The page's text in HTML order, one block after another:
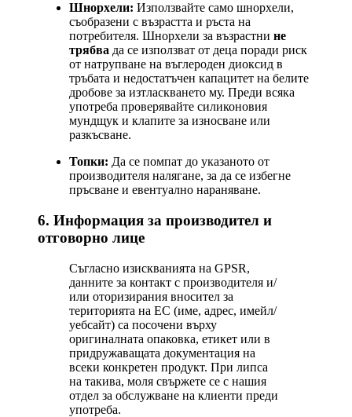
Шнорхели: Използвайте само шнорхели,
съобразени с възрастта и ръста на
потребителя. Шнорхели за възрастни не
трябва да се използват от деца поради риск
от натрупване на въглероден диоксид в
тръбата и недостатъчен капацитет на белите
дробове за изтласкването му. Преди всяка
употреба проверявайте силиконовия
мундщук и клапите за износване или
разкъсване.
Топки: Да се помпат до указаното от
производителя налягане, за да се избегне
пръсване и евентуално нараняване.
6. Информация за производител и
отговорно лице
Съгласно изискванията на GPSR,
данните за контакт с производителя и/
или оторизирания вносител за
територията на ЕС (име, адрес, имейл/
уебсайт) са посочени върху
оригиналната опаковка, етикет или в
придружаващата документация на
всеки конкретен продукт. При липса
на такива, моля свържете се с нашия
отдел за обслужване на клиенти преди
употреба.